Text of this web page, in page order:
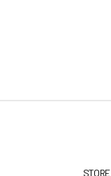
STORE